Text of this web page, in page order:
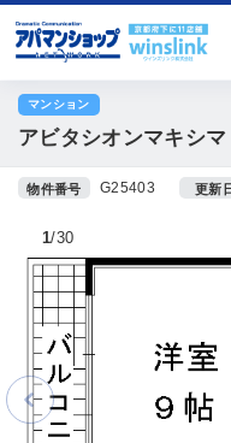
マンション
アビタシオンマキシマ
物件番号 G25403 更新
1 30